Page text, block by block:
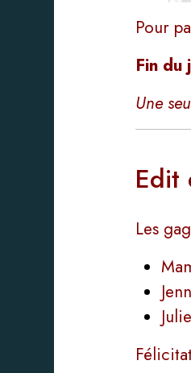
Pour
Fin du
Une
Edit
Les